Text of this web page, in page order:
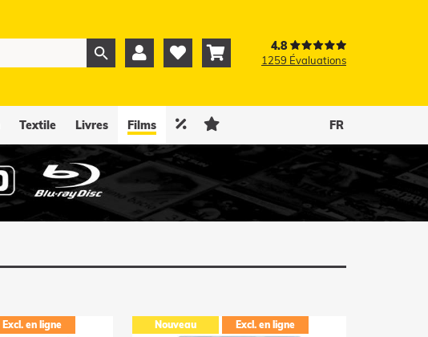
   4.8
1259 Évaluations
Textile Livres Films   FR
Excl. en ligne Nouveau Excl. en ligne